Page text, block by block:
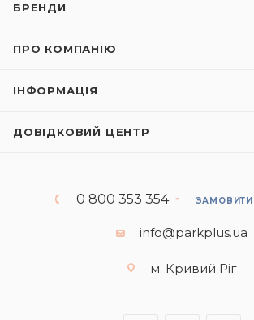
БРЕНДИ
ПРО КОМПАНІЮ
ІНФОРМАЦІЯ
ДОВІДКОВИЙ ЦЕНТР
0 800 353 354 ЗАМОВИТИ
info@parkplus.ua
м. Кривий Ріг